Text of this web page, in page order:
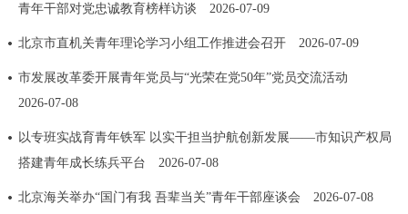
DEUTSCH FRANÇAIS
ESPAÑOL العربية PORTUGUÊS
回到顶部
青年干部对党忠诚教育榜样访谈
2026-07-09
北京市直机关青年理论学习小组工作推进会召开 2026-07-09
市发展改革委开展青年党员与“光荣在党50年”党员交流活动
2026-07-08
以专班实战育青年铁军 以实干担当护航创新发展——市知识产权局
搭建青年成长练兵平台
2026-07-08
北京海关举办“国门有我 吾辈当关”青年干部座谈会 2026-07-08